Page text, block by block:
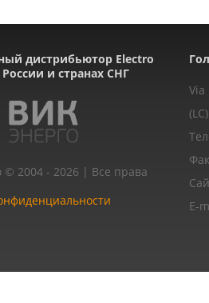
дистрибьютор Electro
и странах СНГ
© 2004 - 2026 | Все права
Via
E-